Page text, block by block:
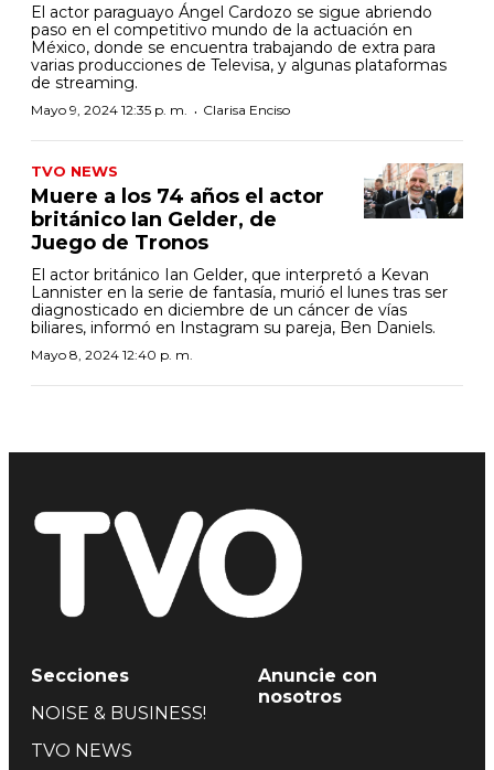
El actor paraguayo Ángel Cardozo se sigue abriendo
paso en el competitivo mundo de la actuación en
México, donde se encuentra trabajando de extra para
varias producciones de Televisa, y algunas plataformas
de streaming.
Mayo 9, 2024 12:35 p. m. · Clarisa Enciso
TVO NEWS
Muere a los 74 años el actor
británico Ian Gelder, de
Juego de Tronos
El actor británico Ian Gelder, que interpretó a Kevan
Lannister en la serie de fantasía, murió el lunes tras ser
diagnosticado en diciembre de un cáncer de vías
biliares, informó en Instagram su pareja, Ben Daniels.
Mayo 8, 2024 12:40 p. m.
Secciones
NOISE & BUSINESS!
TVO NEWS
Anuncie con
nosotros